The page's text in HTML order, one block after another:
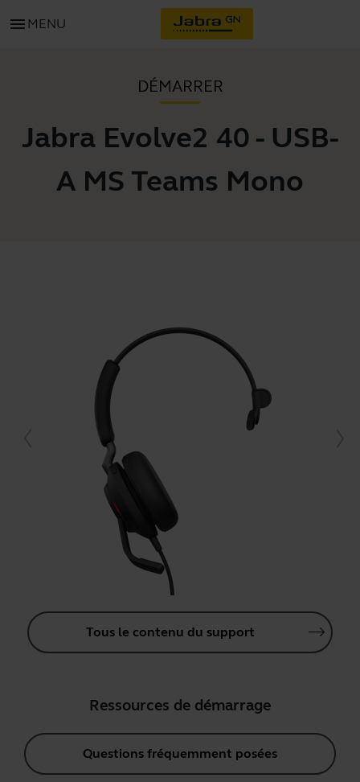
menu MENU
DÉMARRER
Jabra Evolve2 40 - USB-
A MS Teams Mono
Tous le contenu du support
Ressources de démarrage
Questions fréquemment posées